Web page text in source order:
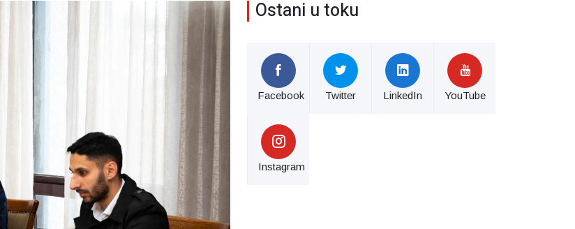
Ostani u toku
Facebook Twitter LinkedIn YouTube
Instagram